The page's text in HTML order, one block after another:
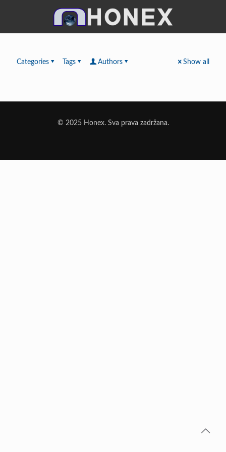
Categories Tags Authors Show all
© 2025 Honex. Sva prava zadržana.